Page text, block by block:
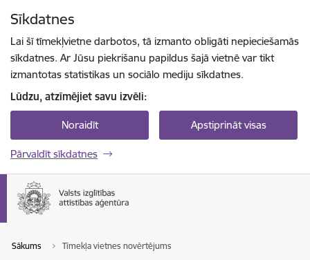
Sīkdatnes
Lai šī tīmekļvietne darbotos, tā izmanto obligāti nepieciešamās
sīkdatnes. Ar Jūsu piekrišanu papildus šajā vietnē var tikt
izmantotas statistikas un sociālo mediju sīkdatnes.
Lūdzu, atzīmējiet savu izvēli:
Noraidīt Apstiprināt visas
Pārvaldīt sīkdatnes
Sākums Tīmekļa vietnes novērtējums